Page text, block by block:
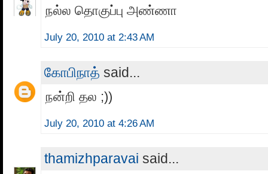
நல்ல தொகுப்பு அண்ணா
July 20, 2010 at 2:43 AM
கோபிநாத் said...
நன்றி தல ;))
July 20, 2010 at 4:26 AM
thamizhparavai said...